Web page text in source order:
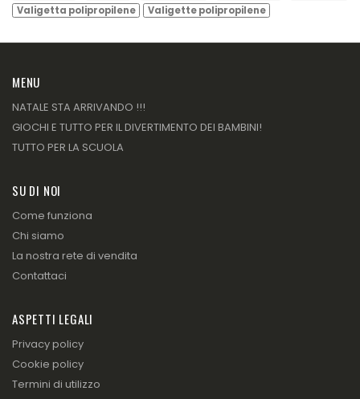
Valigetta polipropilene
Valigette polipropilene
MENU
NATALE STA ARRIVANDO !!!
GIOCHI E TUTTO PER IL DIVERTIMENTO DEI BAMBINI!
TUTTO PER LA SCUOLA
SU DI NOI
Come funziona
Chi siamo
La nostra rete di vendita
Contattaci
ASPETTI LEGALI
Privacy policy
Cookie policy
Termini di utilizzo